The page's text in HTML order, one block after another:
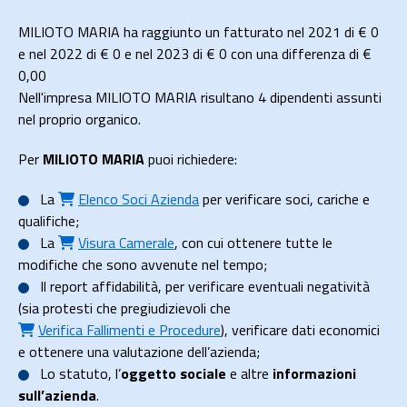
MILIOTO MARIA ha raggiunto un fatturato nel 2021 di € 0
e nel 2022 di € 0 e nel 2023 di € 0 con una differenza di €
0,00
Nell'impresa MILIOTO MARIA risultano 4 dipendenti assunti
nel proprio organico.
Per MILIOTO MARIApuoi richiedere:
La
Elenco Soci Aziendaper verificare soci, cariche e
qualifiche;
La
Visura Camerale, con cui ottenere tutte le
modifiche che sono avvenute nel tempo;
Il report affidabilità, per verificare eventuali negatività
(sia protesti che pregiudizievoli che
Verifica Fallimenti e Procedure), verificare dati economici
e ottenere una valutazione dell’azienda;
Lo statuto, l’oggetto sociale e altre informazioni
sull’azienda.